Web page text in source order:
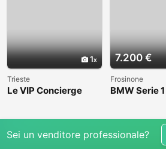
1
Trieste
Le VIP Concierge
7.200 €
Frosinone
BMW Serie
Sei un venditore professionale?